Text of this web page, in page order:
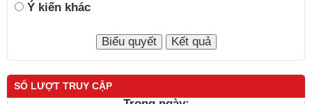
Ý kiến khác
SỐ LƯỢT TRUY CẬP